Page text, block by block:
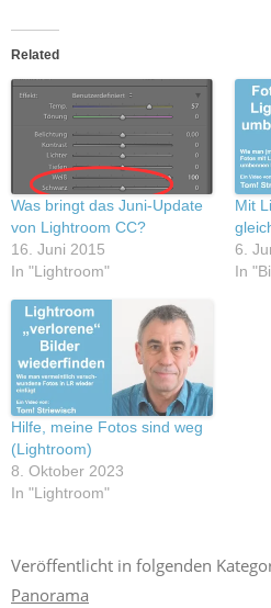
Related
Was bringt das Juni-Update
von Lightroom CC?
16. Juni 2015
In "Lightroom"
Mit
6.
In
Hilfe, meine Fotos sind weg
(Lightroom)
8. Oktober 2023
In "Lightroom"
Veröffentlicht in folgenden
Panorama